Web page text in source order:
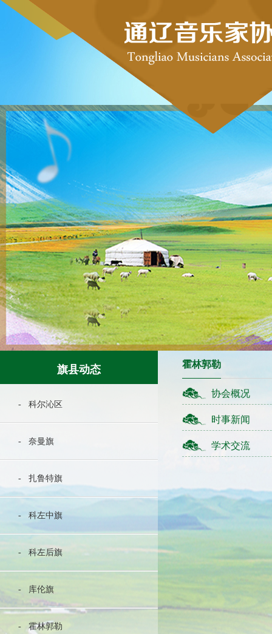
旗县动态
- 科尔沁区
- 奈曼旗
- 扎鲁特旗
- 科左中旗
- 科左后旗
- 库伦旗
- 霍林郭勒
霍林郭勒
协会概况
时事新闻
学术交流